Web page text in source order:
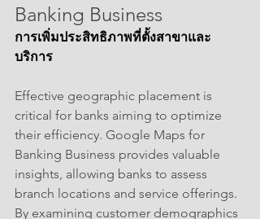
Banking Business
การเพิ่มประสิทธิภาพที่ตั้งสาขาและ
บริการ
Effective geographic placement is
critical for banks aiming to optimize
their efficiency. Google Maps for
Banking Business provides valuable
insights, allowing banks to assess
branch locations and service offerings.
By examining customer demographics